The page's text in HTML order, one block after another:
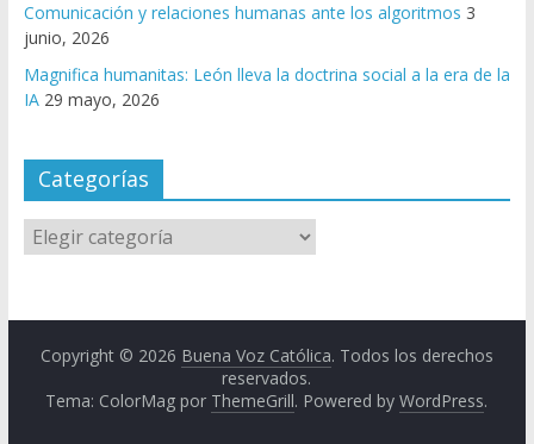
Comunicación y relaciones humanas ante los algoritmos 3
junio, 2026
Magnifica humanitas: León lleva la doctrina social a la era de la
IA 29 mayo, 2026
Categorías
Copyright © 2026 Buena Voz Católica. Todos los derechos
reservados.
Tema: ColorMag por ThemeGrill. Powered byWordPress.